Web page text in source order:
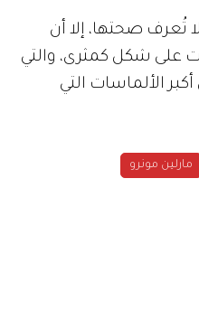
تُعرف صحتها، إلا أن
على شكل كمثرى، والتي
هي أكبر الألماسات التي
مارلين مونرو